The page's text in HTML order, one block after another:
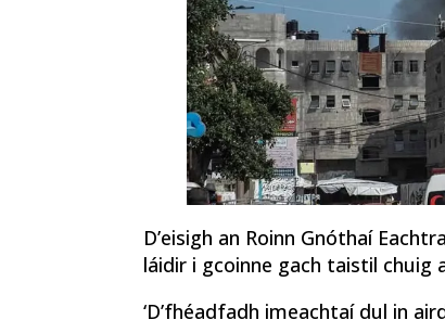
D’eisigh an Roinn Gnóthaí
láidir i gcoinne gach taistil chuig
‘D’fhéadfadh imeachtaí dul in